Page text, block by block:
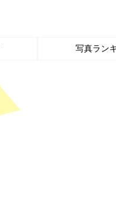
写真ラン